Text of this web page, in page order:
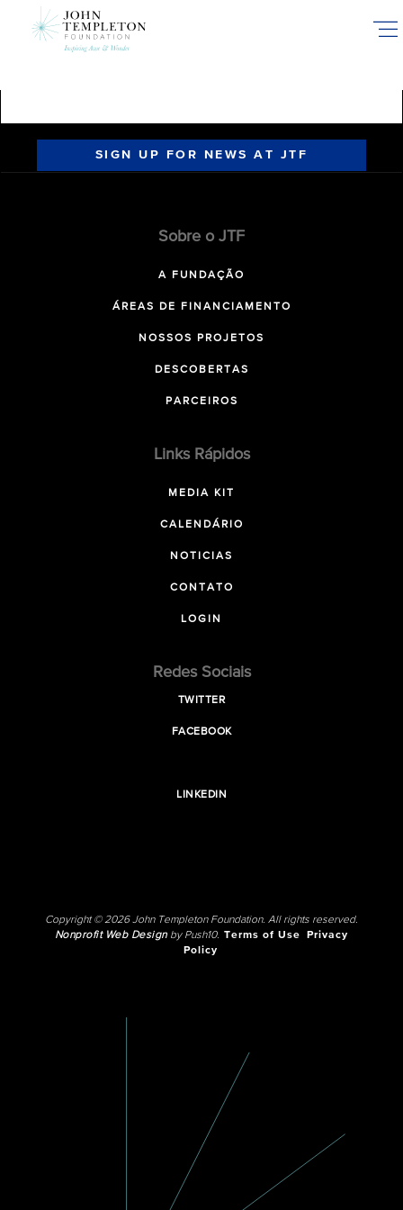
SIGN UP FOR NEWS AT JTF
Sobre o JTF
A FUNDAÇÃO
ÁREAS DE FINANCIAMENTO
NOSSOS PROJETOS
DESCOBERTAS
PARCEIROS
Links Rápidos
MEDIA KIT
CALENDÁRIO
NOTICIAS
CONTATO
LOGIN
Redes Sociais
TWITTER
FACEBOOK
LINKEDIN
Copyright © 2026 John Templeton Foundation. All rights reserved.
Nonprofit Web Designby Push10. Terms of Use
Privacy
Policy